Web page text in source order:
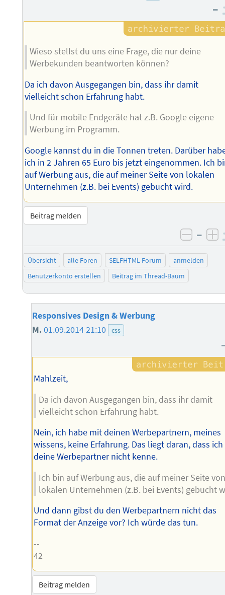
–
Wieso stellst du uns eine Frage, die nur deine
Werbekunden beantworten können?
Da ich davon Ausgegangen bin, dass ihr damit
vielleicht schon Erfahrung habt.
Und für mobile Endgeräte hat z.B. Google eigene
Werbung im Programm.
Google kannst du in die Tonnen treten. Darüber
ich in 2 Jahren 65 Euro bis jetzt eingenommen. Ich
auf Werbung aus, die auf meiner Seite von lokalen
Unternehmen (z.B. bei Events) gebucht wird.
Beitrag melden
–
Übersicht alle Foren SELFHTML-Forum
anmelden
Benutzerkonto erstellen
Beitrag im Thread-Baum
Responsives Design & Werbung
M.01.09.2014 21:10 css
Mahlzeit,
Da ich davon Ausgegangen bin, dass ihr damit
vielleicht schon Erfahrung habt.
Nein, ich habe mit deinen Werbepartnern, meines
wissens, keine Erfahrung. Das liegt daran, dass ich
deine Werbepartner nicht kenne.
Ich bin auf Werbung aus, die auf meiner Seite von
lokalen Unternehmen (z.B. bei Events) gebucht
Und dann gibst du den Werbepartnern nicht das
Format der Anzeige vor? Ich würde das tun.
--
42
Beitrag melden